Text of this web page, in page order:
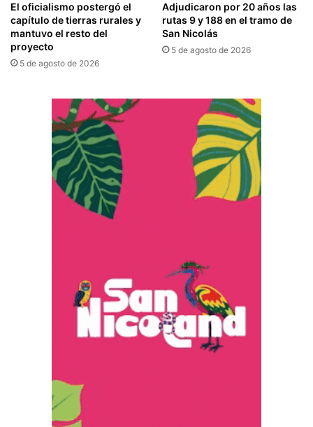
El oficialismo postergó el
capítulo de tierras rurales y
mantuvo el resto del
proyecto
5 de agosto de 2026
Adjudicaron por 20 años las
rutas 9 y 188 en el tramo de
San Nicolás
5 de agosto de 2026